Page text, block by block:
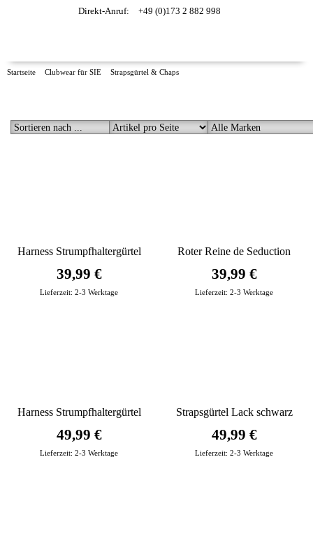
Direkt-Anruf: +49 (0)173 2 882 998
Startseite Clubwear für SIE Strapsgürtel & Chaps
STRAPSGÜRTEL & CHAPS
Harness Strumpfhaltergürtel
39,99 €
Lieferzeit: 2-3 Werktage
Roter Reine de Seduction
von Provocative
39,99 €
Lieferzeit: 2-3 Werktage
Harness Strumpfhaltergürtel
49,99 €
Lieferzeit: 2-3 Werktage
Strapsgürtel Lack schwarz
49,99 €
Lieferzeit: 2-3 Werktage